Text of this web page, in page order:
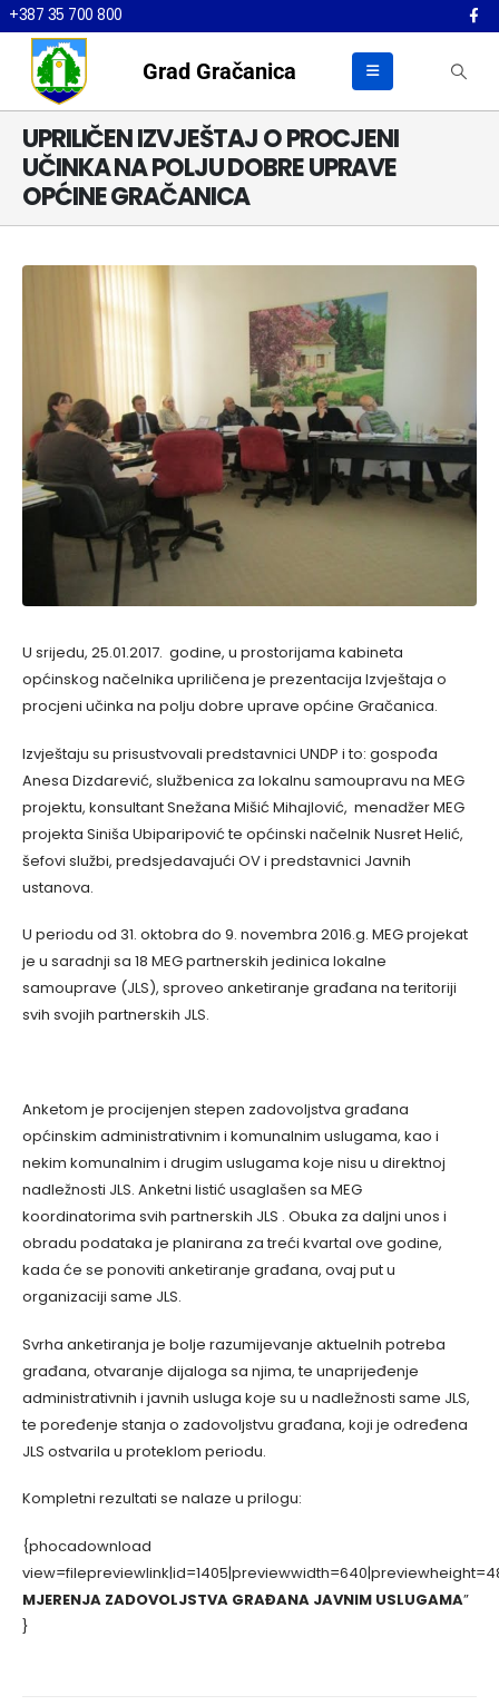
+387 35 700 800
Grad Gračanica
UPRILIČEN IZVJEŠTAJ O PROCJENI
UČINKA NA POLJU DOBRE UPRAVE
OPĆINE GRAČANICA
U srijedu, 25.01.2017. godine, u prostorijama kabineta
općinskog načelnika upriličena je prezentacija Izvještaja o
procjeni učinka na polju dobre uprave općine Gračanica.
Izvještaju su prisustvovali predstavnici UNDP i to: gospođa
Anesa Dizdarević, službenica za lokalnu samoupravu na MEG
projektu, konsultant Snežana Mišić Mihajlović, menadžer MEG
projekta Siniša Ubiparipović te općinski načelnik Nusret Helić,
šefovi službi, predsjedavajući OV i predstavnici Javnih
ustanova.
U periodu od 31. oktobra do 9. novembra 2016.g. MEG projekat
je u saradnji sa 18 MEG partnerskih jedinica lokalne
samouprave (JLS), sproveo anketiranje građana na teritoriji
svih svojih partnerskih JLS.
Anketom je procijenjen stepen zadovoljstva građana
općinskim administrativnim i komunalnim uslugama, kao i
nekim komunalnim i drugim uslugama koje nisu u direktnoj
nadležnosti JLS. Anketni listić usaglašen sa MEG
koordinatorima svih partnerskih JLS . Obuka za daljni unos i
obradu podataka je planirana za treći kvartal ove godine,
kada će se ponoviti anketiranje građana, ovaj put u
organizaciji same JLS.
Svrha anketiranja je bolje razumijevanje aktuelnih potreba
građana, otvaranje dijaloga sa njima, te unaprijeđenje
administrativnih i javnih usluga koje su u nadležnosti same JLS,
te poređenje stanja o zadovoljstvu građana, koji je određena
JLS ostvarila u proteklom periodu.
Kompletni rezultati se nalaze u prilogu:
{phocadownload
MJERENJA ZADOVOLJSTVA GRAĐANA JAVNIM USLUGAMA”
}